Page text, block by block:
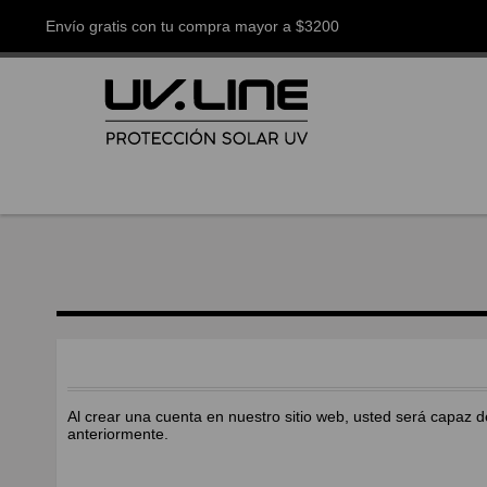
Envío gratis con tu compra mayor a $3200
Al crear una cuenta en nuestro sitio web, usted será capaz
anteriormente.